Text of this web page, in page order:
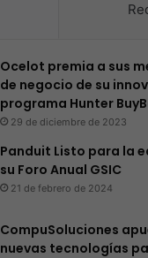
Ocelot premia a sus
de negocio de su
programa Hunter
29 de diciembre de 2023
Panduit Listo para la
su Foro Anual GSIC
21 de febrero de 2024
CompuSoluciones
nuevas tecnologías